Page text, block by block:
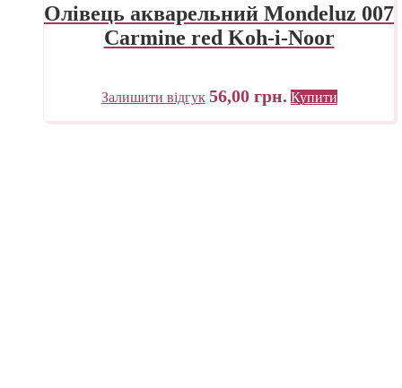
Олівець акварельний Mondeluz 007
Carmine red Koh-i-Noor
Залишити відгук 56,00 грн. Купити